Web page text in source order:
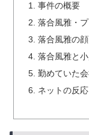
事件の概要
落合風雅・
落合風雅の
落合風雅と
勤めていた
ネットの反応